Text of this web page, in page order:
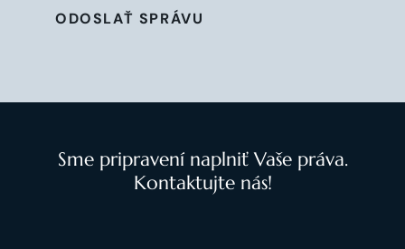
ODOSLAŤ SPRÁVU
Sme pripravení naplniť Vaše práva.
Kontaktujte nás!